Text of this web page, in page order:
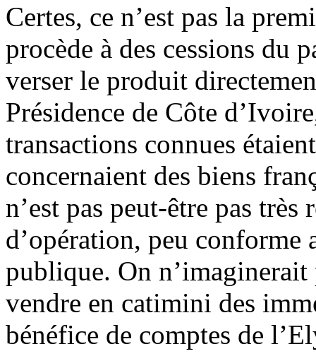
Certes, ce n’est pas la
procède à des cessions
verser le produit
Présidence de Côte
transactions connues
concernaient des biens
n’est pas peut-être pas très
d’opération, peu conforme
publique. On
vendre en catimini des
bénéfice de comptes de